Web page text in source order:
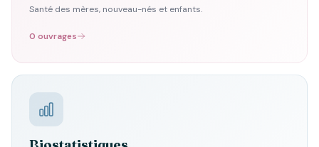
Santé des mères, nouveau-nés et enfants.
0 ouvrages